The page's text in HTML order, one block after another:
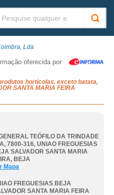
Lda
oferecida por
hortícolas, exceto batata,
SANTA MARIA FEIRA
TEÓFILO DA TRINDADE
7800-316, UNIAO FREGUESIAS
SALVADOR SANTA MARIA
, BEJA
Mapa
FREGUESIAS BEJA
SANTA MARIA FEIRA